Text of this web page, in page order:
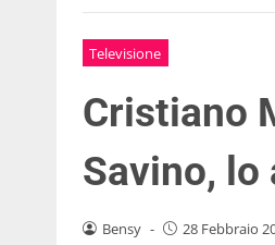
Televisione
Cristiano
Savino, lo
Bensy - 28 Febbraio